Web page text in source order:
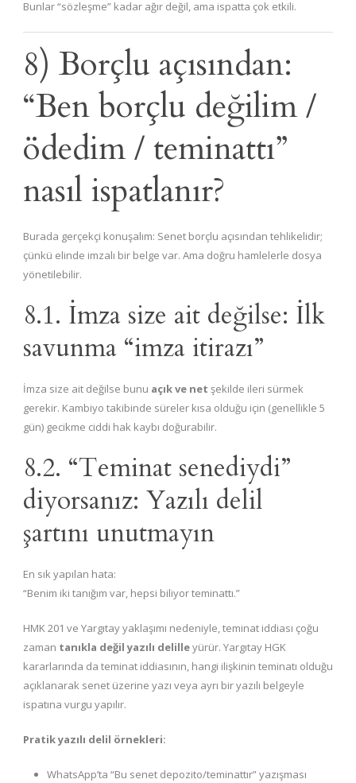
Bunlar “sözleşme” kadar ağır değil, ama ispatta çok etkili.
8) Borçlu açısından:
“Ben borçlu değilim /
ödedim / teminattı”
nasıl ispatlanır?
Burada gerçekçi konuşalım: Senet borçlu açısından tehlikelidir;
çünkü elinde imzalı bir belge var. Ama doğru hamlelerle dosya
yönetilebilir.
8.1. İmza size ait değilse: İlk
savunma “imza itirazı”
İmza size ait değilse bunu açık ve net şekilde ileri sürmek
gerekir. Kambiyo takibinde süreler kısa olduğu için (genellikle 5
gün) gecikme ciddi hak kaybı doğurabilir.
8.2. “Teminat senediydi”
diyorsanız: Yazılı delil
şartını unutmayın
En sık yapılan hata:
“Benim iki tanığım var, hepsi biliyor teminattı.”
HMK 201 ve Yargıtay yaklaşımı nedeniyle, teminat iddiası çoğu
zaman tanıkla değil yazılı delilleyürür. Yargıtay HGK
kararlarında da teminat iddiasının, hangi ilişkinin teminatı olduğu
açıklanarak senet üzerine yazı veya ayrı bir yazılı belgeyle
ispatına vurgu yapılır.
Pratik yazılı delil örnekleri:
WhatsApp’ta “Bu senet depozito/teminattır” yazışması